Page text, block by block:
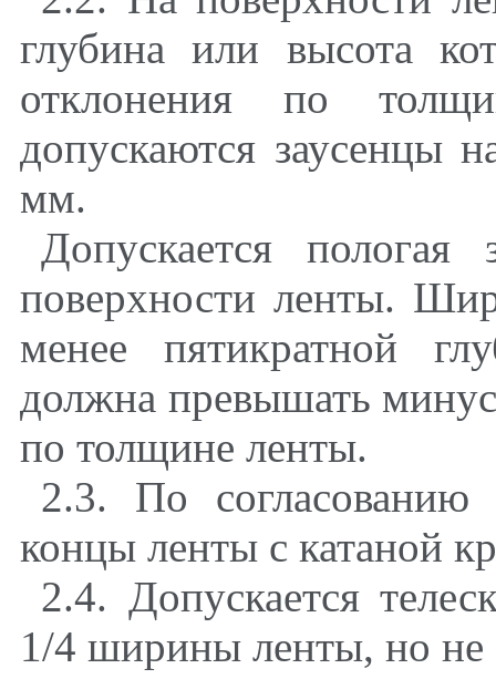
глубина или высота
отклонения по
допускаются заусенцы
мм.
Допускается пологая
поверхности ленты.
менее пятикратной
должна превышать
по толщине ленты.
2.3. По согласованию
концы ленты с катаной
2.4. Допускается
1/4 ширины ленты, но не